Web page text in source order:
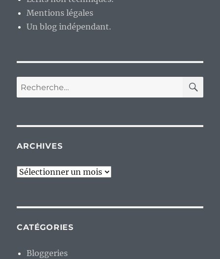
Mentions légales
Un blog indépendant.
Recherche
pour :
ARCHIVES
Archives
CATÉGORIES
Bloggeries